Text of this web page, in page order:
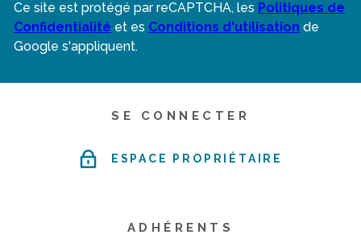
Ce site est protégé par reCAPTCHA, les Politiques de
Confidentialité et es Conditions d'utilisation de
Google s'appliquent.
SE CONNECTER
ESPACE PROPRIÉTAIRE
ADHÉRENTS